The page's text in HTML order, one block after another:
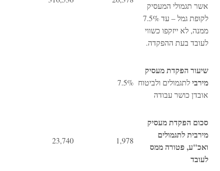
אשר תגמולי המעסיק
לקופת גמל – עד 7.5%
ממנה, לא ייזקפו כשווי
לעובד בעת ההפקדה.
שיעור הפקדת מעסיק
מירבילתגמולים ולביטוח
אובדן כושר עבודה
7.5%
סכום הפקדת מעסיק
מירבית לתגמולים
ואכ"ע, פטורה ממס
לעובד
1,978
23,740